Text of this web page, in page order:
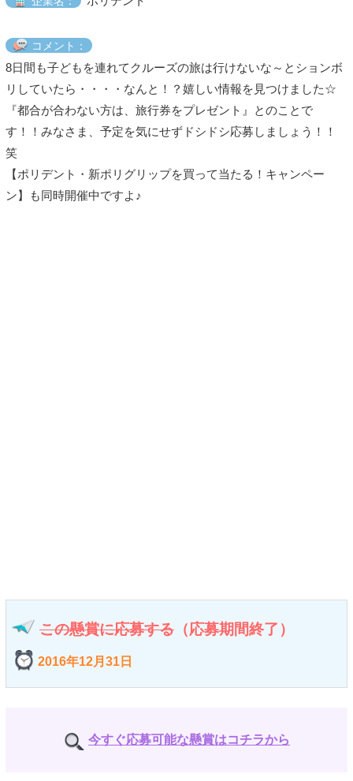
コメント：
8日間も子どもを連れてクルーズの旅は行けないな～とションボ
リしていたら・・・・なんと！？嬉しい情報を見つけました☆
『都合が合わない方は、旅行券をプレゼント』とのことで
す！！みなさま、予定を気にせずドシドシ応募しましょう！！
笑
【ポリデント・新ポリグリップを買って当たる！キャンペー
ン】も同時開催中ですよ♪
この懸賞に応募する （応募期間終了）
2016年12月31日
今すぐ応募可能な懸賞はコチラから